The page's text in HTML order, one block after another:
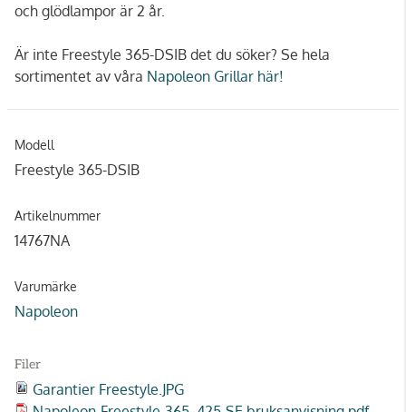
och glödlampor är 2 år.
Är inte Freestyle 365-DSIB det du söker? Se hela
sortimentet av våra Napoleon Grillar här!
Modell
Freestyle 365-DSIB
Artikelnummer
14767NA
Varumärke
Napoleon
Filer
Garantier Freestyle.JPG